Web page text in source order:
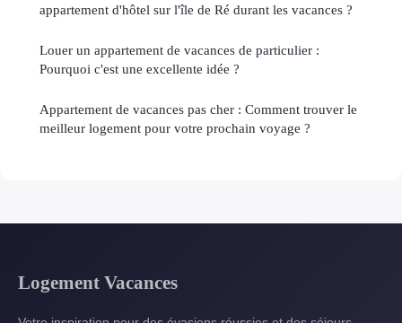
appartement d'hôtel sur l'île de Ré durant les vacances ?
Louer un appartement de vacances de particulier :
Pourquoi c'est une excellente idée ?
Appartement de vacances pas cher : Comment trouver le
meilleur logement pour votre prochain voyage ?
Logement Vacances